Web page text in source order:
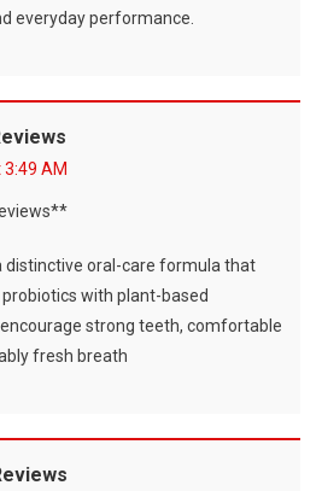
everyday performance.
AM
distinctive oral-care formula that
with plant-based
strong teeth, comfortable
fresh breath